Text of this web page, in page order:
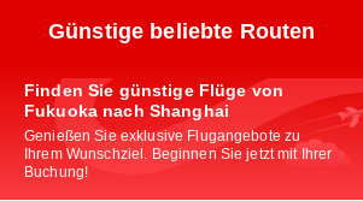
Günstige beliebte Routen
Finden Sie günstige Flüge von
Fukuoka nach Shanghai
Genießen Sie exklusive Flugangebote zu
Ihrem Wunschziel. Beginnen Sie jetzt mit Ihrer
Buchung!